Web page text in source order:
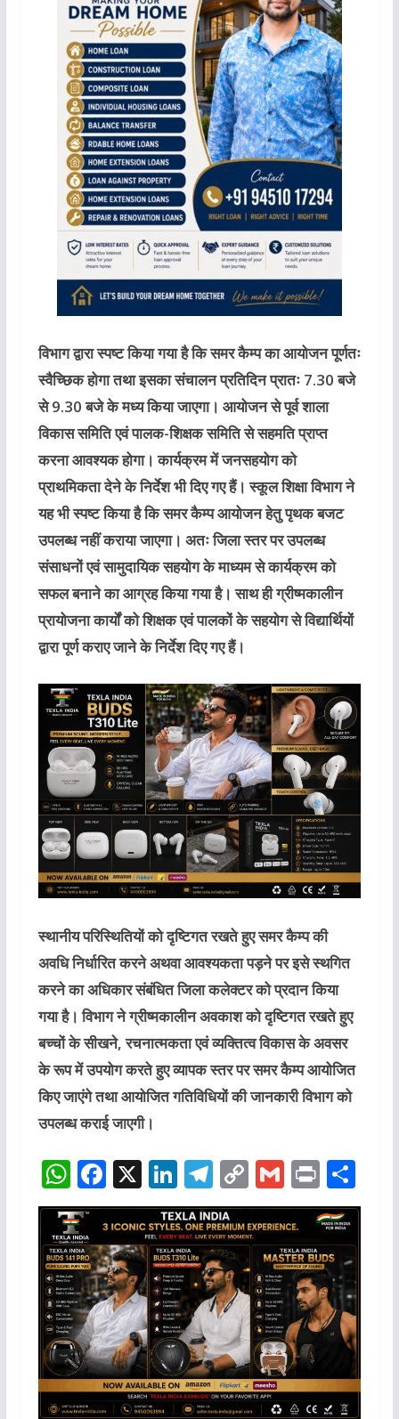
विभाग द्वारा स्पष्ट किया गया है कि समर कैम्प का आयोजन पूर्णतः
स्वैच्छिक होगा तथा इसका संचालन प्रतिदिन प्रातः 7.30 बजे
से 9.30 बजे के मध्य किया जाएगा। आयोजन से पूर्व शाला
विकास समिति एवं पालक-शिक्षक समिति से सहमति प्राप्त
करना आवश्यक होगा। कार्यक्रम में जनसहयोग को
प्राथमिकता देने के निर्देश भी दिए गए हैं। स्कूल शिक्षा विभाग ने
यह भी स्पष्ट किया है कि समर कैम्प आयोजन हेतु पृथक बजट
उपलब्ध नहीं कराया जाएगा। अतः जिला स्तर पर उपलब्ध
संसाधनों एवं सामुदायिक सहयोग के माध्यम से कार्यक्रम को
सफल बनाने का आग्रह किया गया है। साथ ही ग्रीष्मकालीन
प्रायोजना कार्यों को शिक्षक एवं पालकों के सहयोग से विद्यार्थियों
द्वारा पूर्ण कराए जाने के निर्देश दिए गए हैं।
स्थानीय परिस्थितियों को दृष्टिगत रखते हुए समर कैम्प की
अवधि निर्धारित करने अथवा आवश्यकता पड़ने पर इसे स्थगित
करने का अधिकार संबंधित जिला कलेक्टर को प्रदान किया
गया है। विभाग ने ग्रीष्मकालीन अवकाश को दृष्टिगत रखते हुए
बच्चों के सीखने, रचनात्मकता एवं व्यक्तित्व विकास के अवसर
के रूप में उपयोग करते हुए व्यापक स्तर पर समर कैम्प आयोजित
किए जाएंगे तथा आयोजित गतिविधियों की जानकारी विभाग को
उपलब्ध कराई जाएगी।
W
h
at
s
A
p
p
F
a
c
e
b
o
o
k
X Li
n
k
e
dI
n
T
el
e
g
ra
m
C
o
p
y
Li
n
k
G
m
ai
l
P
ri
n
t
S
h
e